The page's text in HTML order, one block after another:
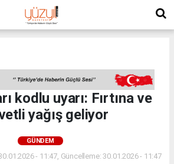
kodlu uyarı: Fırtına ve
yağış geliyor
GÜNDEM
- 11:47, Güncelleme: 30.01.2026 - 11:47